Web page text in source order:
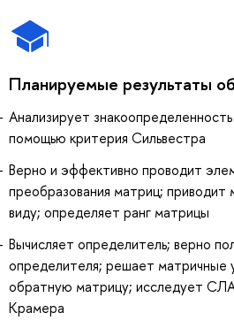
Планируемые результаты
Анализирует
помощью критерия Сильвестра
Верно и эффективно проводит
преобразования матриц; приводит
виду; определяет ранг матрицы
Вычисляет определитель; верно
определителя; решает матричные
обратную матрицу; исследует
Крамера